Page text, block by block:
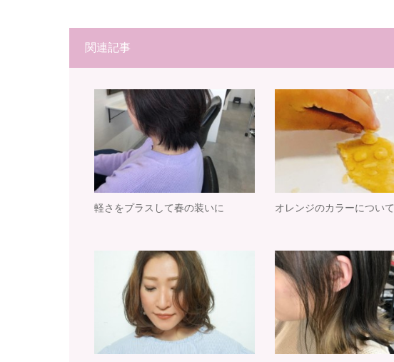
関連記事
軽さをプラスして春の装いに オレンジのカラーについて